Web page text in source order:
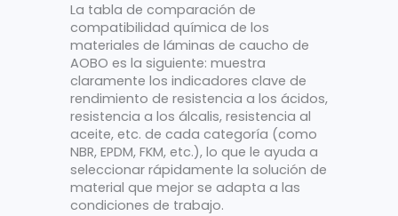
La tabla de comparación de
compatibilidad química de los
materiales de láminas de caucho de
AOBO es la siguiente: muestra
claramente los indicadores clave de
rendimiento de resistencia a los ácidos,
resistencia a los álcalis, resistencia al
aceite, etc. de cada categoría (como
NBR, EPDM, FKM, etc.), lo que le ayuda a
seleccionar rápidamente la solución de
material que mejor se adapta a las
condiciones de trabajo.